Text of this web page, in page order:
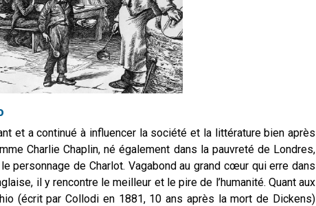
et a continué à influencer la société et la littérature bien après
Charlie Chaplin, né également dans la pauvreté de Londres,
personnage de Charlot. Vagabond au grand cœur qui erre dans
il y rencontre le meilleur et le pire de l’humanité. Quant aux
(écrit par Collodi en 1881, 10 ans après la mort de Dickens)